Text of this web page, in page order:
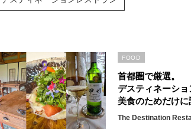
首都圏で厳選。
デスティネーシ
美食のためだけ
The Destination
FOOD